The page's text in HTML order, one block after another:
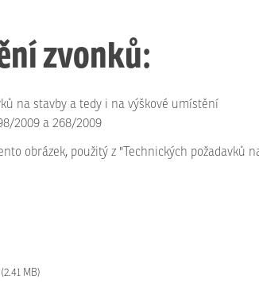
zvonků:
na stavby a tedy i na výškové umístění
2009 a 268/2009
obrázek, použitý z "Technických požadavků
2.41 MB